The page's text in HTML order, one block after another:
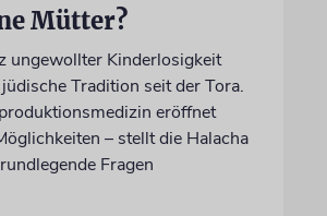
Mütter?
ungewollter Kinderlosigkeit
Tradition seit der Tora.
eröffnet
– stellt die Halacha
Fragen